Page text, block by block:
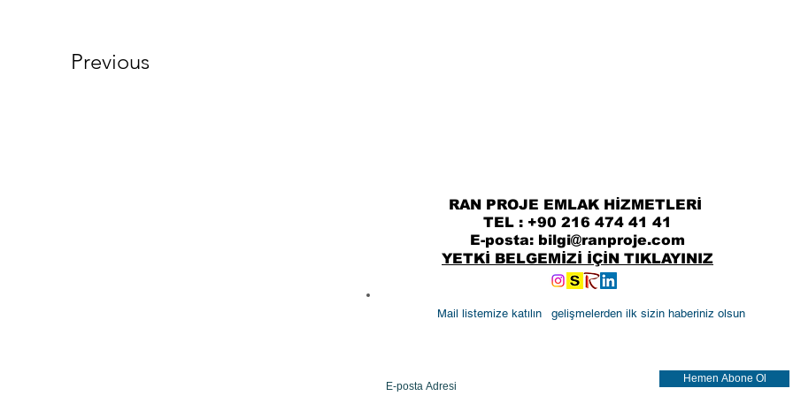
Previous
RAN PROJE EMLAK HİZMETLERİ
TEL : +90 216 474 41 41
E-posta: bilgi@ranproje.com
YETKİ BELGEMİZİ İÇİN TIKLAYINIZ
Mail listemize katılın gelişmelerden ilk sizin haberiniz olsun
Hemen Abone Ol